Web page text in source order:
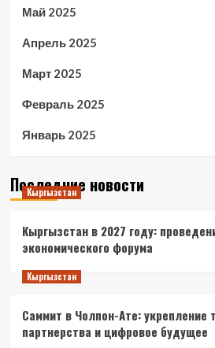
Май 2025
Апрель 2025
Март 2025
Февраль 2025
Январь 2025
Последние новости
Кыргызстан
Кыргызстан в 2027 году:
экономического форума
Кыргызстан
Саммит в Чолпон-Ате: укрепление
партнерства и цифровое будущее